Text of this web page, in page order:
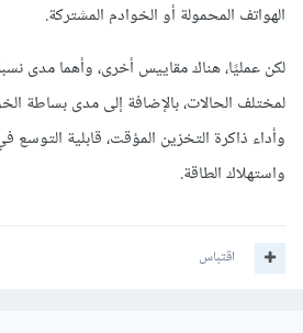
الهواتف المحمولة أو الخوادم المشتركة.
لكن عمليًا، هناك مقاييس أخرى، وأهما مدى
لمختلف الحالات، بالإضافة إلى مدى بساطة
وأداء ذاكرة التخزين المؤقت، قابلية التوسع
واستهلاك الطاقة.
اقتباس